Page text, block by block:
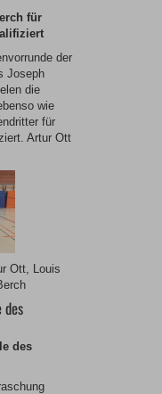
für
der
Joseph
die
wie
für
Artur Ott
Ott, Louis
des
des